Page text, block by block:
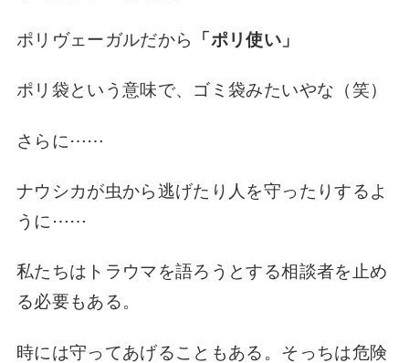
ポリヴェーガルだから 「ポリ使い」
ポリ袋という意味で、ゴミ袋みたいやな（笑）
さらに⋯⋯
ナウシカが虫から逃げたり人を守ったりするよ
うに⋯⋯
私たちはトラウマを語ろうとする相談者を止め
る必要もある。
時には守ってあげることもある。そっちは危険